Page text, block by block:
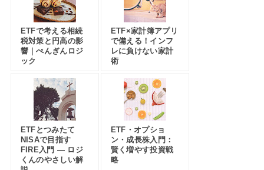
ETFで考える相続
税対策と円高の影
響｜ぺんぎんロジ
ック
ETF×家計簿アプリ
で備える！インフ
レに負けない家計
術
ETFとつみたて
NISAで目指す
FIRE入門 — ロジ
くんのやさしい解
ETF・オプショ
ン・成長株入門：
賢く増やす投資戦
略